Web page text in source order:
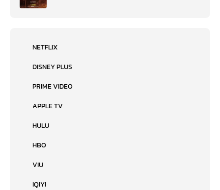
NETFLIX
DISNEY PLUS
PRIME VIDEO
APPLE TV
HULU
HBO
VIU
IQIYI